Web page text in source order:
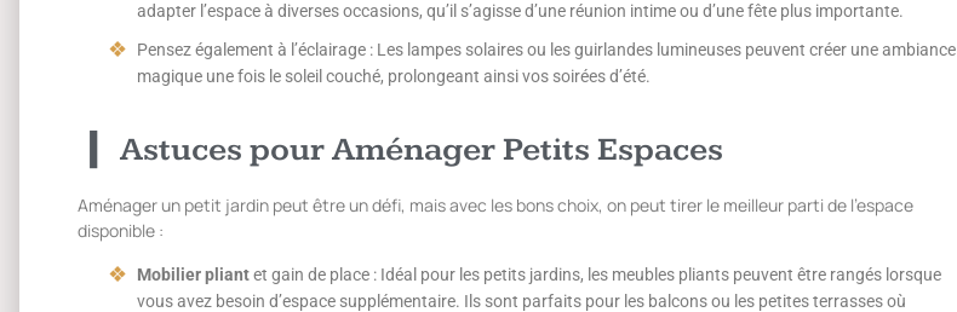
adapter l’espace à diverses occasions, qu’il s’agisse d’une réunion intime ou d’une fête plus importante.
Pensez également à l’éclairage : Les lampes solaires ou les guirlandes lumineuses peuvent créer une ambiance
magique une fois le soleil couché, prolongeant ainsi vos soirées d’été.
Astuces pour Aménager Petits Espaces
Aménager un petit jardin peut être un défi, mais avec les bons choix, on peut tirer le meilleur parti de l’espace
disponible :
Mobilier pliantet gain de place : Idéal pour les petits jardins, les meubles pliants peuvent être rangés lorsque
vous avez besoin d’espace supplémentaire. Ils sont parfaits pour les balcons ou les petites terrasses où